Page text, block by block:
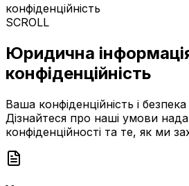
конфіденційність
SCROLL
Юридична
конфіденційність
Ваша конфіденційність і
Дізнайтеся про наші умови
конфіденційності та те, як ми